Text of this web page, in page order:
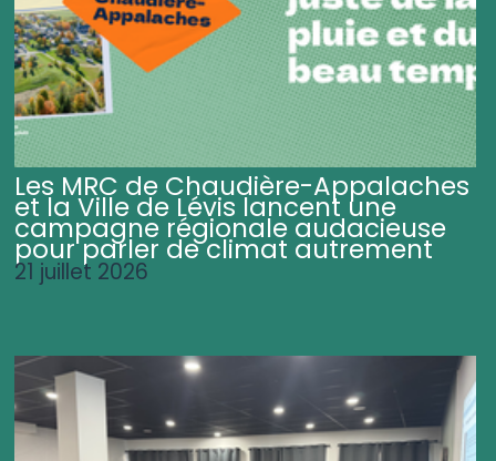
Les MRC de Chaudière-Appalaches
et la Ville de Lévis lancent une
campagne régionale audacieuse
pour parler de climat autrement
21 juillet 2026